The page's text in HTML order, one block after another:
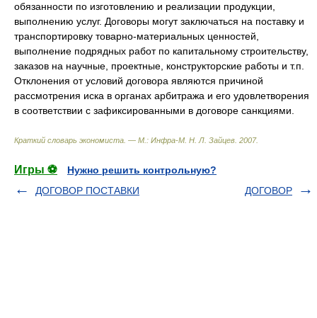
обязанности по изготовлению и реализации продукции,
выполнению услуг. Договоры могут заключаться на поставку и
транспортировку товарно-материальных ценностей,
выполнение подрядных работ по капитальному строительству,
заказов на научные, проектные, конструкторские работы и т.п.
Отклонения от условий договора являются причиной
рассмотрения иска в органах арбитража и его удовлетворения
в соответствии с зафиксированными в договоре санкциями.
Краткий словарь экономиста. — М.: Инфра-М Н. Л. Зайцев 2007.
Игры ⚽
Нужно решить контрольную?
ДОГОВОР ПОСТАВКИ
ДОГОВОР